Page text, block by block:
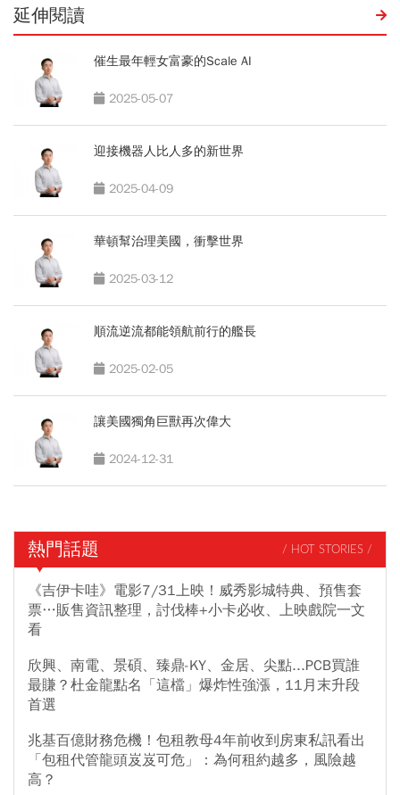
延伸閱讀
催生最年輕女富豪的Scale AI
2025-05-07
迎接機器人比人多的新世界
2025-04-09
華頓幫治理美國，衝擊世界
2025-03-12
順流逆流都能領航前行的艦長
2025-02-05
讓美國獨角巨獸再次偉大
2024-12-31
熱門話題 / HOT STORIES /
《吉伊卡哇》電影7/31上映！威秀影城特典、預售套
票…販售資訊整理，討伐棒+小卡必收、上映戲院一文
看
欣興、南電、景碩、臻鼎-KY、金居、尖點...PCB買誰
最賺？杜金龍點名「這檔」爆炸性強漲，11月末升段
首選
兆基百億財務危機！包租教母4年前收到房東私訊看出
「包租代管龍頭岌岌可危」：為何租約越多，風險越
高？